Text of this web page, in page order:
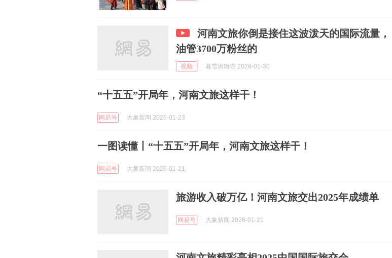
河南文旅你倒是接住这波泼天的国际流量，
油管3700万粉丝的
视频 暮雪剪辑馆 2026-01-30
“十五五”开局年，河南文旅这样干！
网易号 大象新闻 2026-01-23
一图读懂丨“十五五”开局年，河南文旅这样干！
网易号 大象新闻 2026-01-21
旅游收入破万亿！河南文旅交出2025年成绩单
网易号 大象新闻 2026-01-21